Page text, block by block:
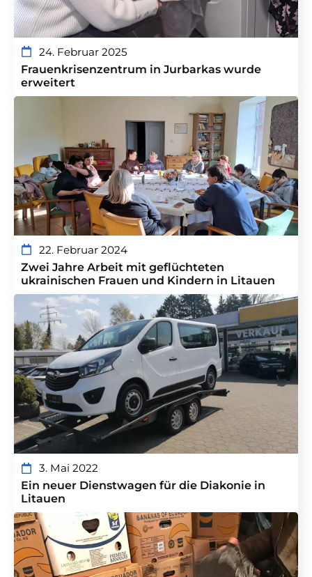
24. Februar 2025
Frauenkrisenzentrum in Jurbarkas wurde
erweitert
22. Februar 2024
Zwei Jahre Arbeit mit geflüchteten
ukrainischen Frauen und Kindern in Litauen
3. Mai 2022
Ein neuer Dienstwagen für die Diakonie in
Litauen